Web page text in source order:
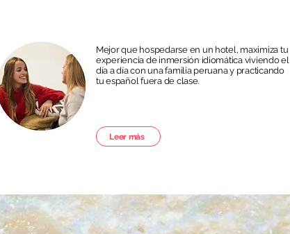
Mejor que hospedarse en un hotel, maximiza tu
experiencia de inmersión idiomática viviendo el
día a día con una familia peruana y practicando
tu español fuera de clase.
Leer más